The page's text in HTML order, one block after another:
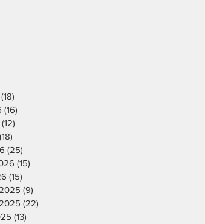
(18)
(16)
(12)
(18)
(25)
(15)
(15)
(9)
(22)
(13)